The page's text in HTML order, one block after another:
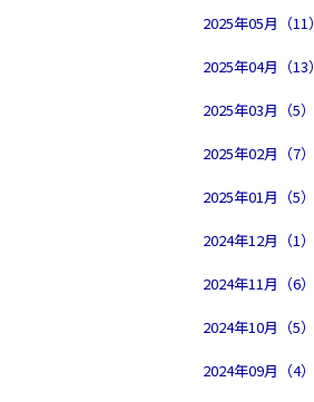
2025年05月（11）
2025年04月（13）
2025年03月（5）
2025年02月（7）
2025年01月（5）
2024年12月（1）
2024年11月（6）
2024年10月（5）
2024年09月（4）